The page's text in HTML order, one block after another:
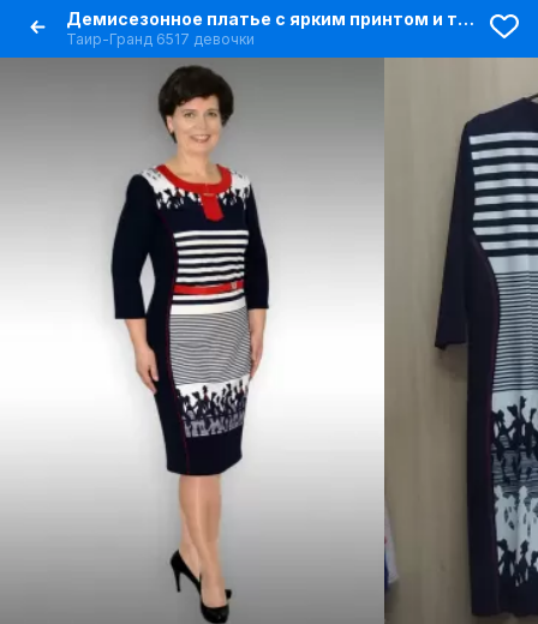
Демисезонное платье с ярким принтом и текстильной отделкой
Таир-Гранд 6517 девочки